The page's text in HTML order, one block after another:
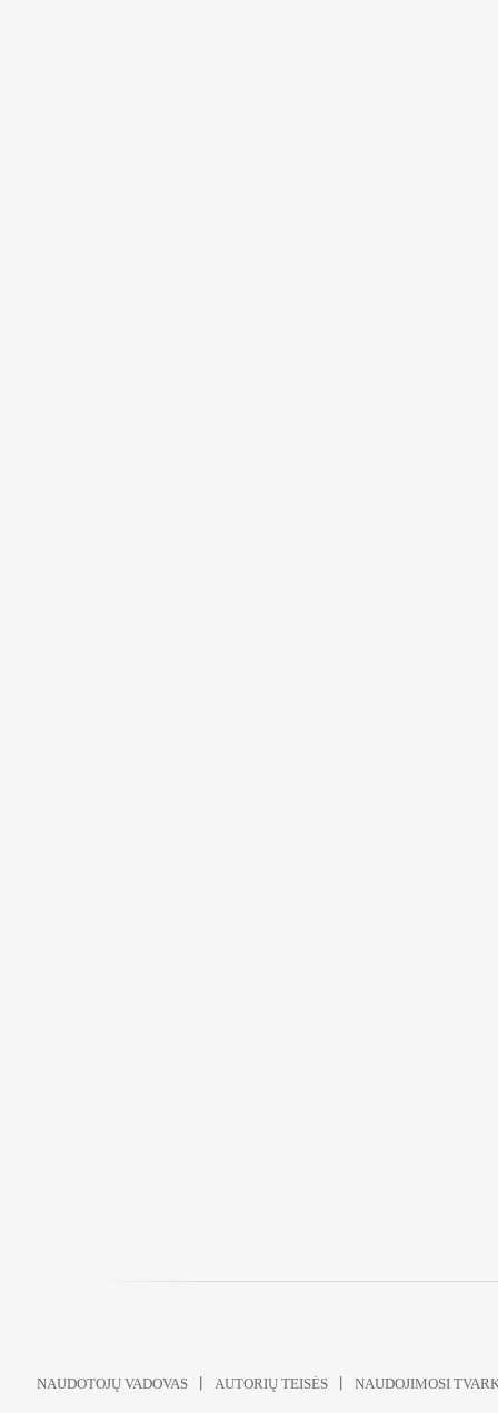
NAUDOTOJŲ VADOVAS AUTORIŲ TEISĖS NAUDOJIMOSI